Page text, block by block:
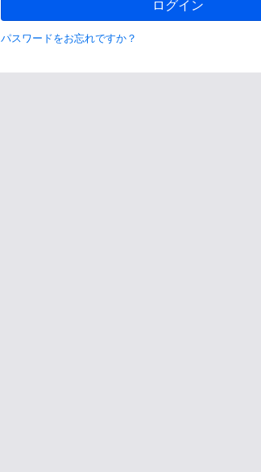
ログイン
パスワードをお忘れですか？